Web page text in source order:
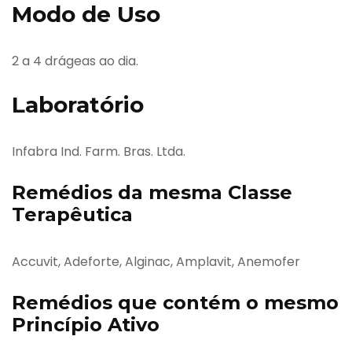
Modo de Uso
2 a 4 drágeas ao dia.
Laboratório
Infabra Ind. Farm. Bras. Ltda.
Remédios da mesma Classe
Terapêutica
Accuvit, Adeforte, Alginac, Amplavit, Anemofer
Remédios que contém o mesmo
Princípio Ativo